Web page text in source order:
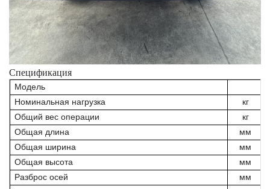
Спецификация
Модель
Номинальная нагрузка
кг
Общий вес операции
кг
Общая длина
мм
Общая ширина
мм
Общая высота
мм
Разброс осей
мм